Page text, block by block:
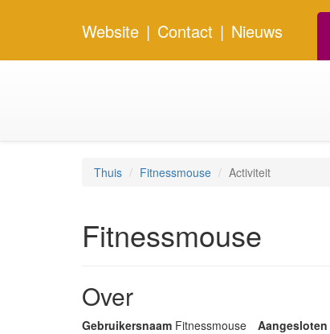
Website | Contact | Nieuws
Thuis Fitnessmouse Activiteit
Fitnessmouse
Over
Gebruikersnaam Fitnessmouse Aangesloten